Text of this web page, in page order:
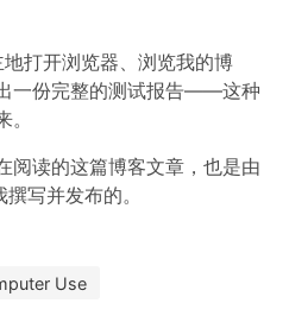
打开浏览器、浏览我的博
一份完整的测试报告——这种
阅读的这篇博客文章，也是由
写并发布的。
Use